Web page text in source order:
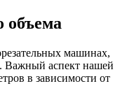
объема
машинах,
Важный аспект нашей
в зависимости от